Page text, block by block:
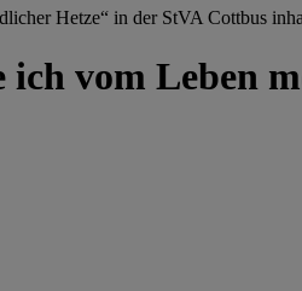
Hetze“ in der StVA Cottbus
vom Leben